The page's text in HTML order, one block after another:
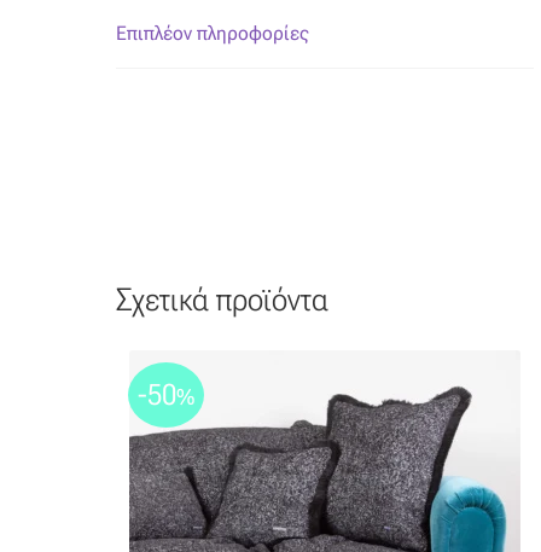
Επιπλέον πληροφορίες
Σχετικά προϊόντα
-50%